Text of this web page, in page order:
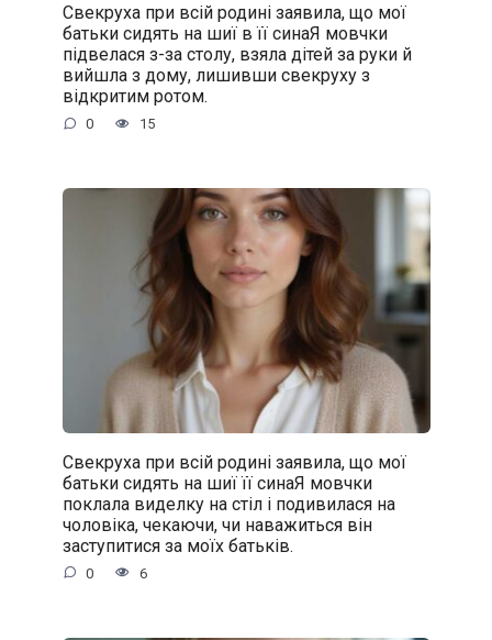
Свекруха при всій родині заявила, що мої
батьки сидять на шиї в її синаЯ мовчки
підвелася з-за столу, взяла дітей за руки й
вийшла з дому, лишивши свекруху з
відкритим ротом.
0 15
Свекруха при всій родині заявила, що мої
батьки сидять на шиї її синаЯ мовчки
поклала виделку на стіл і подивилася на
чоловіка, чекаючи, чи наважиться він
заступитися за моїх батьків.
0 6